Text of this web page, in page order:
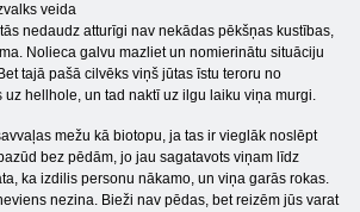
veida
nedaudz atturīgi nav nekādas pēkšņas kustības,
Nolieca galvu mazliet un nomierinātu situāciju
tajā pašā cilvēks viņš jūtas īstu teroru no
uz hellhole, un tad naktī uz ilgu laiku viņa murgi.
mežu kā biotopu, ja tas ir vieglāk noslēpt
bez pēdām, jo ​​jau sagatavots viņam līdz
ka izdilis personu nākamo, un viņa garās rokas.
nezina. Bieži nav pēdas, bet reizēm jūs varat